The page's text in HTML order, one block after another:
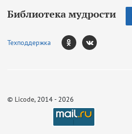
Библиотека мудрости
Техподдержка
© Licode, 2014 - 2026